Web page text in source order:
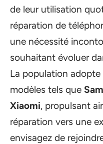
de leur utilisation
réparation de
une nécessité
souhaitant évoluer
La population
modèles tels que
Xiaomi, propulsant
réparation vers une
envisagez de